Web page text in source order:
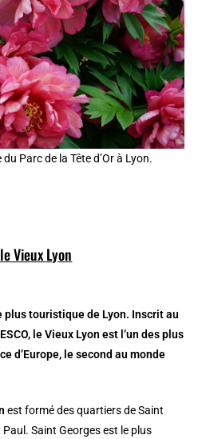
Parc de la Tête d’Or à Lyon.
Vieux Lyon
touristique de Lyon. Inscrit au
le Vieux Lyon est l’un des plus
d’Europe, le second au monde
est formé des quartiers de Saint
Saint Georges est le plus